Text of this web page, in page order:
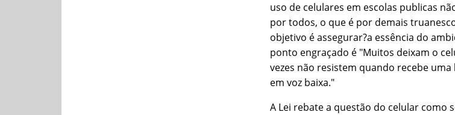
uso de celulares em escolas publicas
por todos, o que é por demais
objetivo é assegurar?a essência do
ponto engraçado é "Muitos deixam o
vezes não resistem quando recebe
em voz baixa."
A Lei rebate a questão do celular como